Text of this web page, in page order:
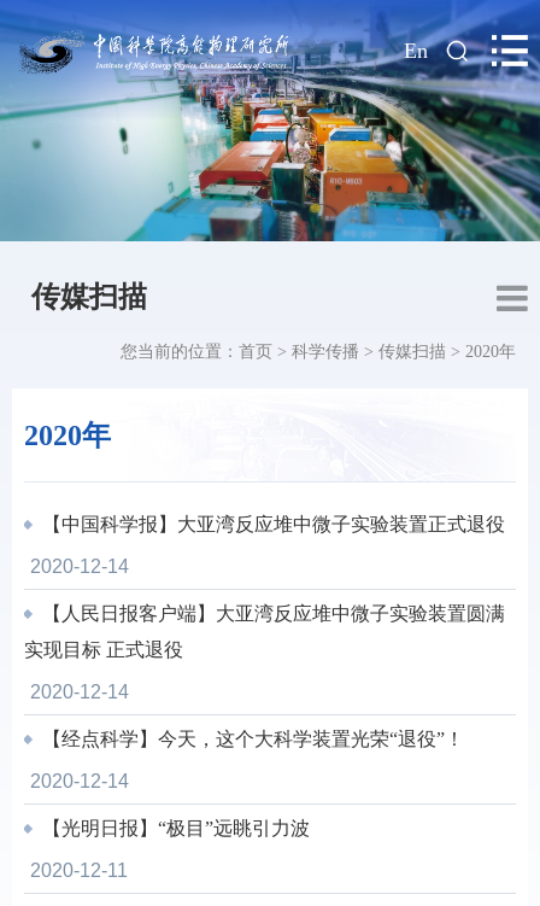
| En
传媒扫描
2020年
您当前的位置： 首页 > 科学传播 > 传媒扫描 > 2020年
【中国科学报】大亚湾反应堆中微子实验装置正式退役
2020-12-14
【人民日报客户端】大亚湾反应堆中微子实验装置圆满
实现目标 正式退役
2020-12-14
【经点科学】今天，这个大科学装置光荣“退役”！
2020-12-14
【光明日报】“极目”远眺引力波
2020-12-11